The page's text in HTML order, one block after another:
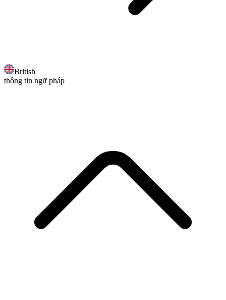
British
thông tin ngữ pháp